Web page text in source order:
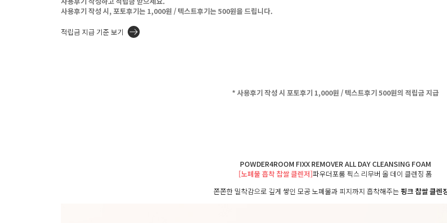
사용후기 작성 시, 포토후기는 1,000원 / 텍스트후기는 500원을 드립니다.
적립금 지급 기준 보기
* 사용후기 작성 시 포토후기 1,000원 / 텍스트후기 500원의 적립금 지급
POWDER4ROOM FIXX REMOVER ALL DAY CLEANSING FOAM
[노폐물 흡착 찹쌀 클렌저]파우더포룸 픽스 리무버 올 데이 클렌징 폼
쫀쫀한 밀착감으로 깊게 쌓인 모공 노폐물과 피지까지 흡착해주는 핑크 찹쌀 클렌